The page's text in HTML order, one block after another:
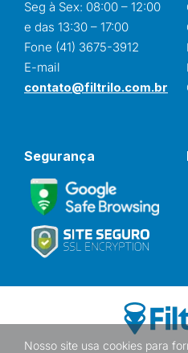
Seg à Sex: 08:00 – 12:00
e das 13:30 – 17:00
Fone (41) 3675-3912
E-mail
contato@filtrilo.com.br
Segurança
Nosso site usa cookies para